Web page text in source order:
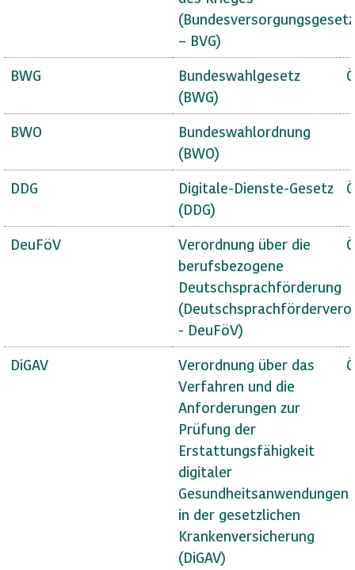
(Bundesversorgungsgesetz
– BVG)
BWG
Bundeswahlgesetz
(BWG)
BWO
Bundeswahlordnung
(BWO)
DDG
Digitale-Dienste-Gesetz
(DDG)
DeuFöV
Verordnung über die
berufsbezogene
Deutschsprachförderung
- DeuFöV)
DiGAV
Verordnung über das
Verfahren und die
Anforderungen zur
Prüfung der
Erstattungsfähigkeit
digitaler
Gesundheitsanwendungen
in der gesetzlichen
Krankenversicherung
(DiGAV)